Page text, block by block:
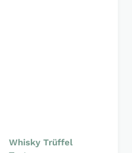
Whisky Trüffel